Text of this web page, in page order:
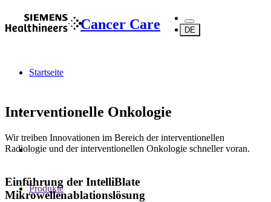
Cancer Care DE
Startseite
Produkte
Interventionelle Onkologie
Wir treiben Innovationen im Bereich der interventionellen
Radiologie und der interventionellen Onkologie schneller voran.
Einführung der IntelliBlate
Mikrowellenablationslösung